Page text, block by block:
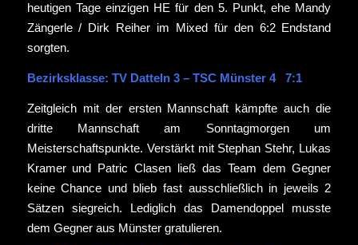
heutigen Tage einzigen HE für den 5. Punkt, ehe Mandy
Zängerle / Dirk Reiher im Mixed für den 6:2 Endstand
sorgten.
Bezirksklasse: TV Datteln 3 – TSC Münster 4 7:1
Zeitgleich mit der ersten Mannschaft kämpfte auch die
dritte Mannschaft am Sonntagmorgen um
Meisterschaftspunkte. Verstärkt mit Stephan Stehr, Lukas
Kramer und Patric Clasen ließ das Team dem Gegner
keine Chance und blieb fast ausschließlich in jeweils 2
Sätzen siegreich. Lediglich das Damendoppel musste
dem Gegner aus Münster gratulieren.